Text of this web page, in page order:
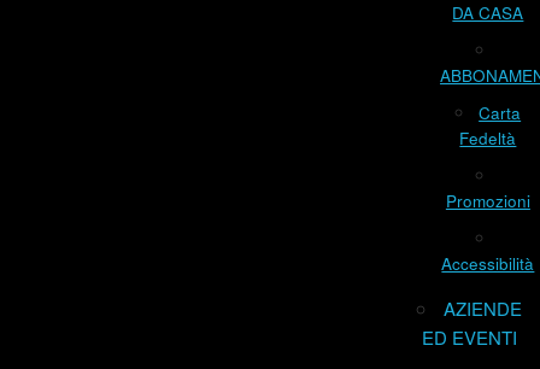
DA CASA
Carta
Fedeltà
Promozioni
Accessibilità
AZIENDE
ED EVENTI